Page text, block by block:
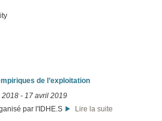
de l’exploitation
2018 - 17 avril 2019
par l'IDHE.S
Lire la suite